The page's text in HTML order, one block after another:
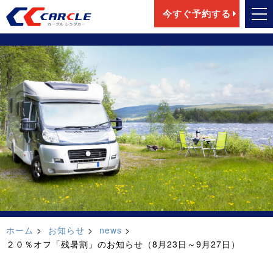
今すぐ予約する
ホーム お知らせ
news
２０％オフ「残暑割」のお知らせ（8月23日～9月27日）